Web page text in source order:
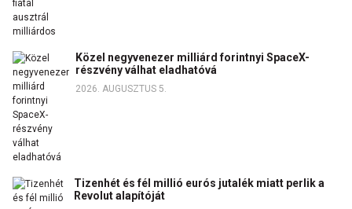
Közel negyvenezer milliárd forintnyi SpaceX-
részvény válhat eladhatóvá
2026. AUGUSZTUS 5.
Tizenhét és fél millió eurós jutalék miatt perlik a
Revolut alapítóját